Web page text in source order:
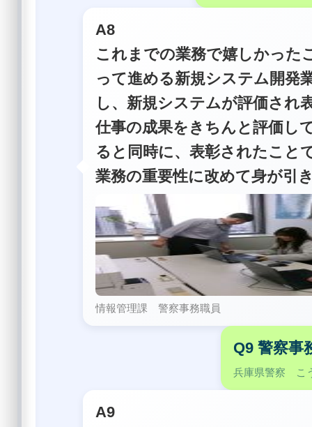
A8
これまでの業務で嬉しかった
って進める新規システム開発
し、新規システムが評価され
仕事の成果をきちんと評価し
ると同時に、表彰されたこと
業務の重要性に改めて身が引
情報管理課 警察事務職員
Q9 警察事
兵庫県警察 こ
A9